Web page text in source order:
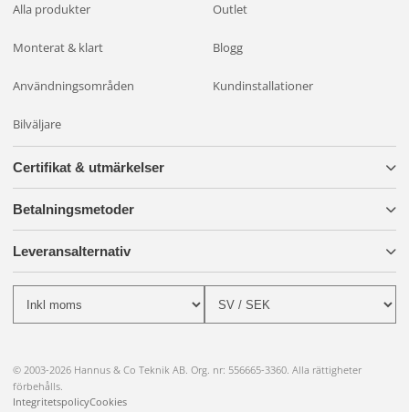
Alla produkter Outlet
Monterat & klart Blogg
Användningsområden Kundinstallationer
Bilväljare
Certifikat & utmärkelser
Betalningsmetoder
Leveransalternativ
© 2003-2026 Hannus & Co Teknik AB. Org. nr: 556665-3360. Alla rättigheter
förbehålls.
IntegritetspolicyCookies